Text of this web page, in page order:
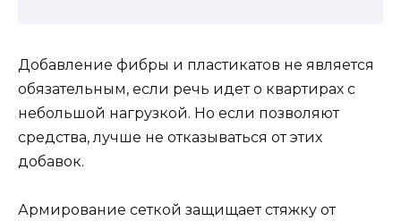
Добавление фибры и пластикатов не является
обязательным, если речь идет о квартирах с
небольшой нагрузкой. Но если позволяют
средства, лучше не отказываться от этих
добавок.
Армирование сеткой защищает стяжку от